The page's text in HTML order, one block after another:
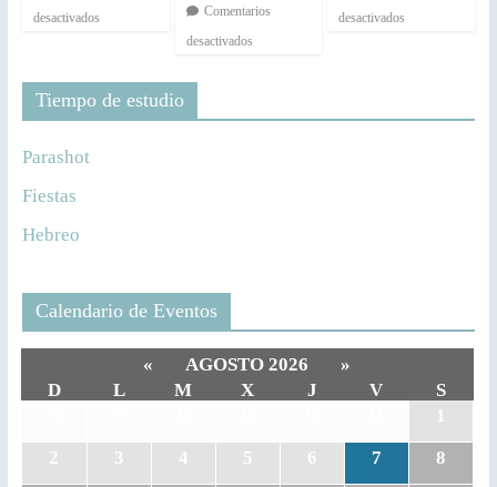
desactivados
Comentarios
desactivados
desactivados
Tiempo de estudio
Parashot
Fiestas
Hebreo
Calendario de Eventos
« AGOSTO 2026
»
D
L M X J V
S
1
2
3 4 5 6 7
8